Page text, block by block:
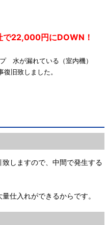
22,000円にDOWN！
プ 水が漏れている（室内機
旧致しました。
しますので、中間で発生する
仕入れができるからです。